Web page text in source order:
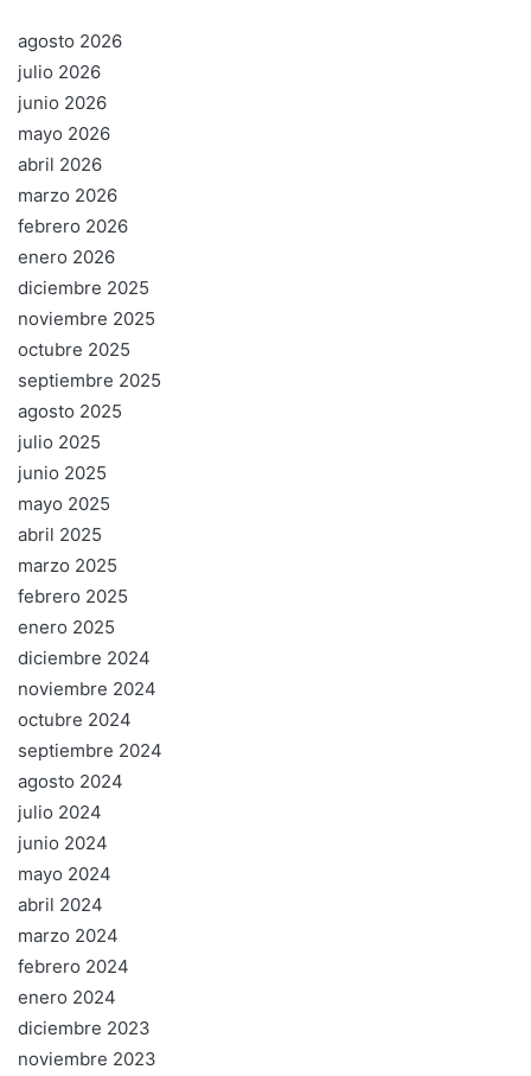
agosto 2026
julio 2026
junio 2026
mayo 2026
abril 2026
marzo 2026
febrero 2026
enero 2026
diciembre 2025
noviembre 2025
octubre 2025
septiembre 2025
agosto 2025
julio 2025
junio 2025
mayo 2025
abril 2025
marzo 2025
febrero 2025
enero 2025
diciembre 2024
noviembre 2024
octubre 2024
septiembre 2024
agosto 2024
julio 2024
junio 2024
mayo 2024
abril 2024
marzo 2024
febrero 2024
enero 2024
diciembre 2023
noviembre 2023